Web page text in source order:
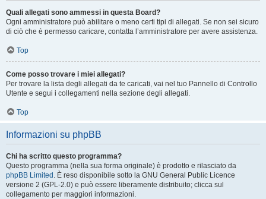
Quali allegati sono ammessi in questa Board?
Ogni amministratore può abilitare o meno certi tipi di allegati. Se non sei sicuro
di ciò che è permesso caricare, contatta l’amministratore per avere assistenza.
Top
Come posso trovare i miei allegati?
Per trovare la lista degli allegati da te caricati, vai nel tuo Pannello di Controllo
Utente e segui i collegamenti nella sezione degli allegati.
Top
Informazioni su phpBB
Chi ha scritto questo programma?
Questo programma (nella sua forma originale) è prodotto e rilasciato da
phpBB Limited . È reso disponibile sotto la GNU General Public Licence
versione 2 (GPL-2.0) e può essere liberamente distribuito; clicca sul
collegamento per maggiori informazioni.